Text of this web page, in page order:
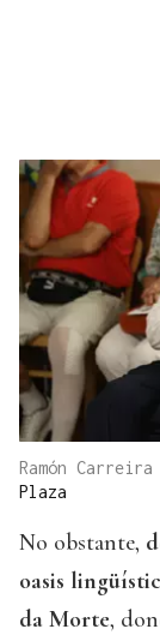
Ramón
Plaza
No obstante,
oasis
da Morte,